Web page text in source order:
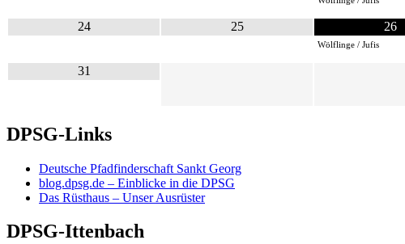
24 25 26
Wölflinge / Jufis
31
DPSG-Links
Deutsche Pfadfinderschaft Sankt Georg
blog.dpsg.de – Einblicke in die DPSG
Das Rüsthaus – Unser Ausrüster
DPSG-Ittenbach